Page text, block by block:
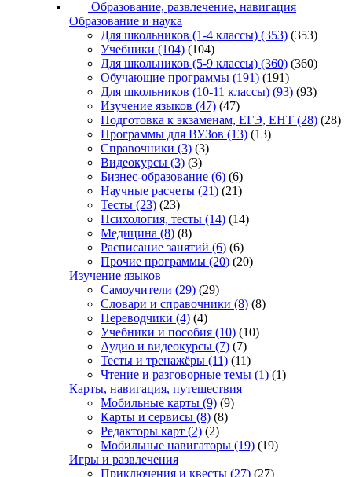
Образование, развлечение, навигация
Образование и наука
Для школьников (1-4 классы) (353) (353)
Учебники (104) (104)
Для школьников (5-9 классы) (360) (360)
Обучающие программы (191) (191)
Для школьников (10-11 классы) (93) (93)
Изучение языков (47) (47)
Подготовка к экзаменам, ЕГЭ, ЕНТ (28) (28)
Программы для ВУЗов (13) (13)
Справочники (3) (3)
Видеокурсы (3) (3)
Бизнес-образование (6) (6)
Научные расчеты (21) (21)
Тесты (23) (23)
Психология, тесты (14) (14)
Медицина (8) (8)
Расписание занятий (6) (6)
Прочие программы (20) (20)
Изучение языков
Самоучители (29) (29)
Словари и справочники (8) (8)
Переводчики (4) (4)
Учебники и пособия (10) (10)
Аудио и видеокурсы (7) (7)
Тесты и тренажёры (11) (11)
Чтение и разговорные темы (1) (1)
Карты, навигация, путешествия
Мобильные карты (9) (9)
Карты и сервисы (8) (8)
Редакторы карт (2) (2)
Мобильные навигаторы (19) (19)
Игры и развлечения
Приключения и квесты (27) (27)